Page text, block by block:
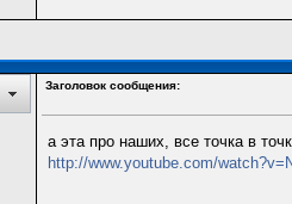
Заголовок сообщения:
а эта про наших, все точка в
http://www.youtube.com/